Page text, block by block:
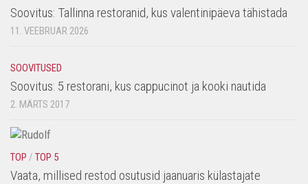
Soovitus: Tallinna restoranid, kus valentinipäeva tähistada
11. VEEBRUAR 2026
SOOVITUSED
Soovitus: 5 restorani, kus cappucinot ja kooki nautida
2. MÄRTS 2017
TOP / TOP 5
Vaata, millised restod osutusid jaanuaris külastajate